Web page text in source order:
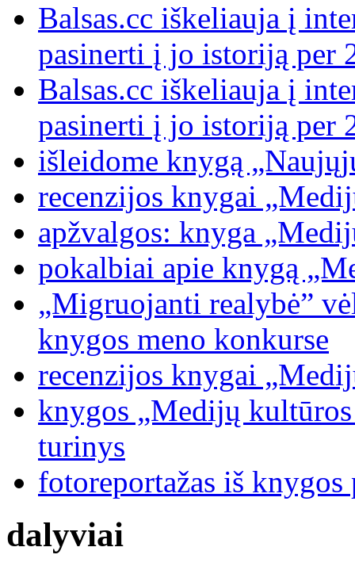
Balsas.cc iškeliauja į
pasinerti į jo istoriją per
Balsas.cc iškeliauja į
pasinerti į jo istoriją per
išleidome knygą
recenzijos knygai
apžvalgos: knyga
pokalbiai apie knygą
„Migruojanti realybė”
knygos meno konkurse
recenzijos knygai
knygos „Medijų
turinys
fotoreportažas iš
dalyviai